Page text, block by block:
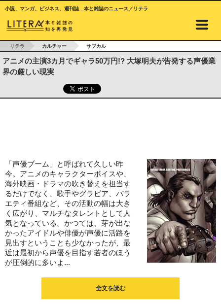
小説、マンガ、ビジネス、週刊誌…本と雑誌のニュース／リテラ
リテラ カルチャー サブカル
アニメの主演3カ月でギャラ50万円!? 大塚明夫が告発する声優業
界の厳しい現実
「声優ブーム」と呼ばれて久しい昨
今。アニメのキャラクターボイスや、
海外映画・ドラマの吹き替えを担当す
るだけでなく、歌手やグラビア、バラ
エティ番組など、その活動の幅は大き
く広がり、マルチなタレントとして人
気となっている。かつては、芽が出な
かったアイドルや俳優が声優に活路を
見出すということも少なかったが、最
近は最初から声優を目指す若者のほう
が圧倒的に多いよ...
全文を読む